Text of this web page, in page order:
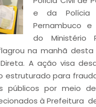
e da Polícia
Pernambuco
do Ministério
na manhã
A ação visa
estruturado para
públicos por meio
à Prefeitura